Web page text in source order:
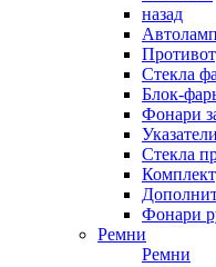
назад
Стекла
Блок-
Фонари
Стекла
Фонари
Ремни
Ремни